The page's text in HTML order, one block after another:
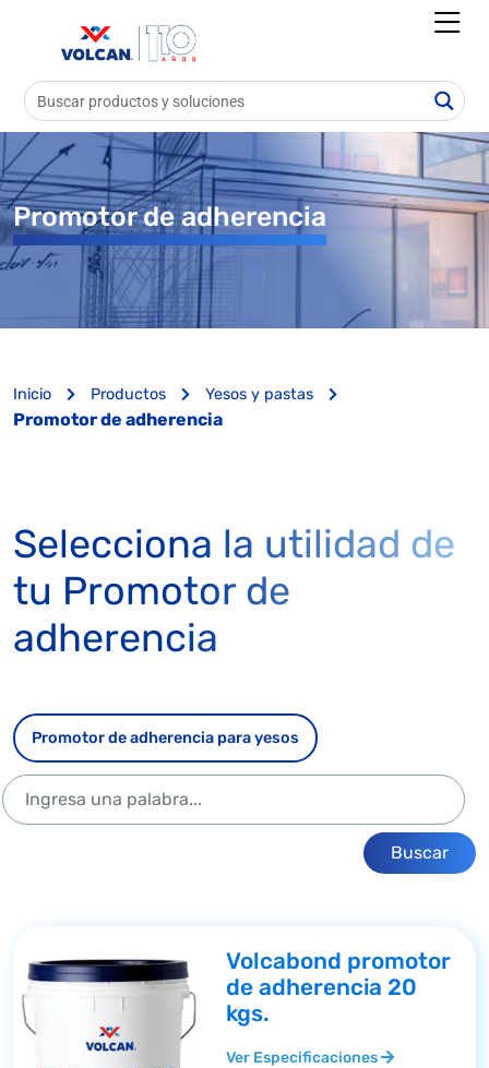
Promotor de adherencia
Inicio Productos Yesos y pastas
Promotor de adherencia
Selecciona la utilidad de
tu Promotor de
adherencia
Promotor de adherencia para yesos
Buscar
Volcabond promotor
de adherencia 20
kgs.
Ver Especificaciones